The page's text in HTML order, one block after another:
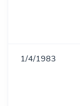
1/4/1983